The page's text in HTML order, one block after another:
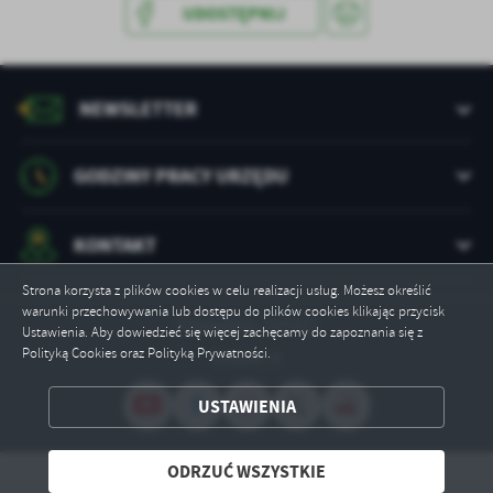
Strona korzysta z plików cookies w celu realizacji usług. Możesz określić
warunki przechowywania lub dostępu do plików cookies klikając przycisk
Ustawienia. Aby dowiedzieć się więcej zachęcamy do zapoznania się z
Polityką Cookies oraz Polityką Prywatności.
USTAWIENIA
ODRZUĆ WSZYSTKIE
treści w postaci wiadomości, ofert, komunikatów mediów
społecznościowych.
ZAPISZ WYBRANE
ODRZUĆ WSZYSTKIE
UDOSTĘPNIJ
NEWSLETTER
GODZINY PRACY URZĘDU
KONTAKT
Odwiedzin: 197427
Online: 4